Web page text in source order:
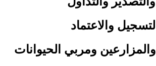
والاعتماد
والمزارعين ومربي الحيوانات